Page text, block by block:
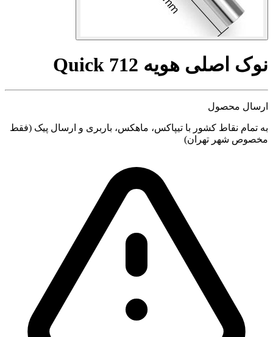
نوک اصلی هویه Quick 712
ارسال محصول
به تمام نقاط کشور با تیپاکس، ماهکس، باربری و ارسال پیک (فقط
مخصوص شهر تهران)